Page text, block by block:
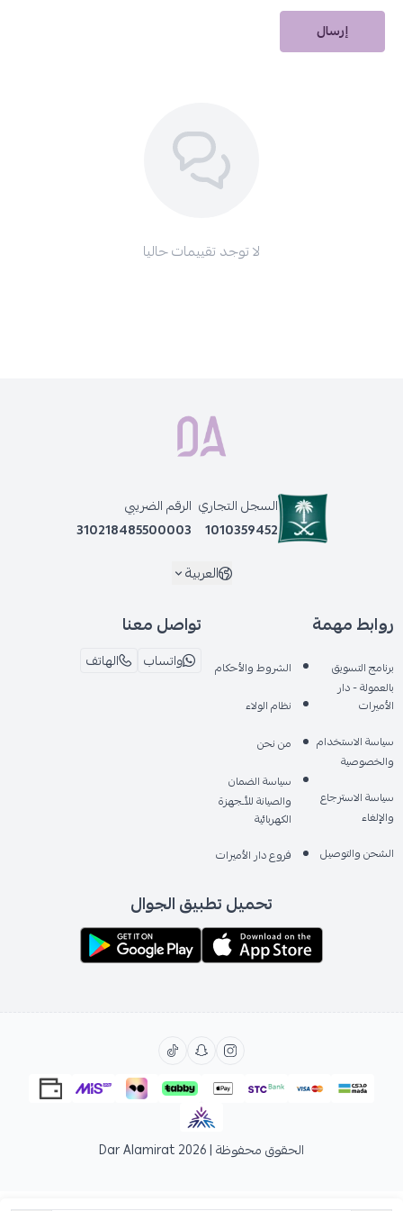
إرسال
لا توجد تقييمات حاليا
السجل التجاري
1010359452
الرقم الضريبي
310218485500003
العربية
روابط مهمة
برنامج التسويق
بالعمولة - دار
الأميرات
سياسة الاستخدام
والخصوصية
سياسة الاسترجاع
والإلغاء
الشحن والتوصيل
الشروط والأحكام
نظام الولاء
من نحن
سياسة الضمان
والصيانة للأـجهزة
الكهربائية
فروع دار الأميرات
تواصل معنا
واتساب الهاتف
تحميل تطبيق الجوال
الحقوق محفوظة | 2026 Dar Alamirat